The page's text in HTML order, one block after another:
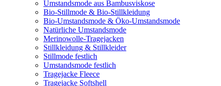
Umstandsmode aus Bambusviskose
Bio-Stillmode & Bio-Stillkleidung
Bio-Umstandsmode & Öko-Umstandsmode
Natürliche Umstandsmode
Merinowolle-Tragejacken
Stillkleidung & Stillkleider
Stillmode festlich
Umstandsmode festlich
Tragejacke Fleece
Tragejacke Softshell